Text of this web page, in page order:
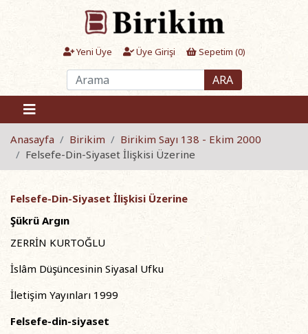
Yeni Üye Üye Girişi Sepetim (0)
ARA
Anasayfa Birikim
Birikim Sayı 138 - Ekim 2000
Felsefe-Din-Siyaset İlişkisi Üzerine
Felsefe-Din-Siyaset İlişkisi Üzerine
Şükrü Argın
ZERRİN KURTOĞLU
İslâm Düşüncesinin Siyasal Ufku
İletişim Yayınları 1999
Felsefe-din-siyaset